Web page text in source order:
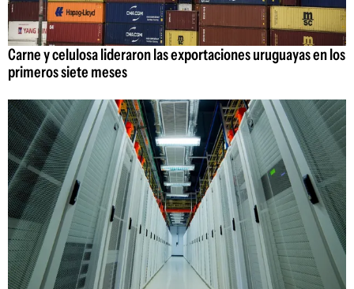
Carne y celulosa lideraron las exportaciones uruguayas en los
primeros siete meses